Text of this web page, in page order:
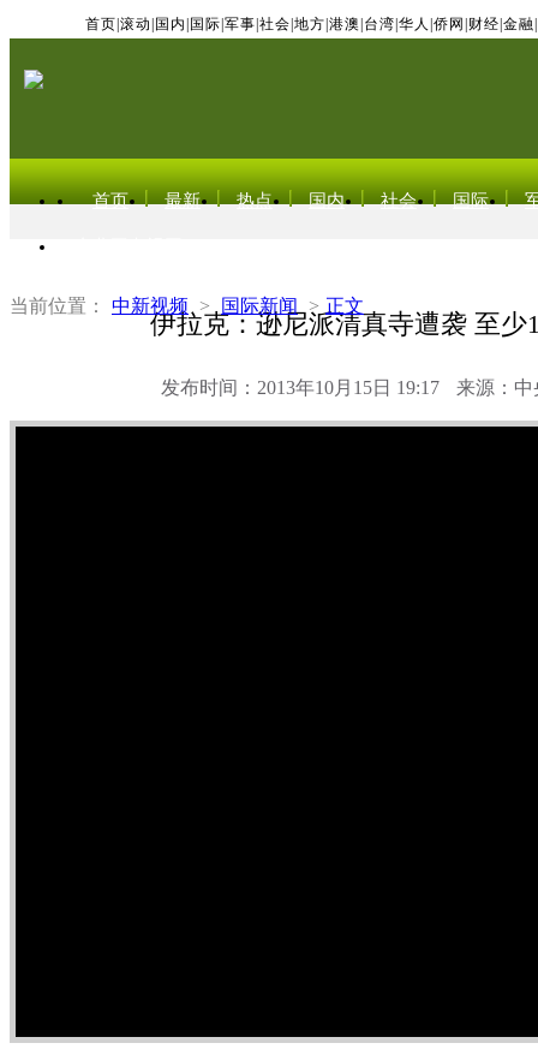
首页 滚动 国内 国际 军事 社会 地方 港澳 台湾 华人 侨网 财经 金融
首页 最新 热点 国内 社会 国际
当前位置： 中新视频 > 国际新闻 > 正文
伊拉克：逊尼派清真寺遭袭 至少
发布时间：2013年10月15日 19:17 来源：中